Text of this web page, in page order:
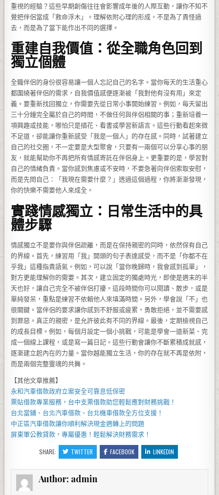
重視的經驗？這些早期創傷往往會影響成年後的人際互動，讓你不知不
覺把伴侶當成「救命浮木」。理解依附心理的形成，不是為了責怪過
去，而是為了當下能作出不同的選擇。
重建自我價值：從全職角色回到
獨立個體
全職伴侶的身份很容易讓一個人忘記自己的名字。當你每天的生活重心
都圍繞著伴侶的需求，自我價值感便逐漸被「我對他有沒有用」來定
義。要重新找回獨立，你需要先從日常小事開始練習。例如，每天留出
三十分鐘完全屬於自己的時間，不做任何與伴侶相關的事；重新培養一
項興趣或技能，哪怕只是插花、看書或學習新語言。這些行動看起來微
不足道，卻能讓你重新感受「我是一個人」的存在感。同時，試著建立
自己的社交圈，不一定要是大型聚會，只要有一兩個可以分享心事的朋
友，就能幫助你不再把所有情感寄託在伴侶身上。更重要的是，學習對
自己的情緒負責。當你感到焦慮或不安時，不要急著向伴侶索取安慰，
而是先問自己：「我現在需要什麼？」透過這個過程，你將漸漸發現，
你的快樂不需要他人來成全。
實踐情感獨立：日常生活中的具
體步驟
情感獨立不是要你與伴侶疏離，而是在保持親密的同時，依然保有自己
的界線。首先，練習用「我」開頭的句子表達感受，而不是「你都不在
乎我」這種指責語氣。例如，可以說「當你晚歸時，我會感到孤單」，
對方更能理解你的需要。其次，建立固定的獨處時光，即使是週末的半
天也好，讓自己完全不被伴侶打擾。這段時間你可以閱讀、散步，或是
單純發呆，重點是練習不依賴他人來填滿時間。另外，學會說「不」也
很關鍵。當伴侶的要求讓你感到不舒服或疲累，勇敢拒絕，並不需要感
到罪惡。真正的親密，是允許彼此有不同的界線。最後，定期檢視自己
的成長目標。例如，每個月設定一個小挑戰，可能是學會一道新菜、完
成一個線上課程，或是寫一篇日記。這些行動會讓你不斷累積成就感，
逐漸建立起內在的力量。當你越能獨立生活，你的存在就不再是依附，
而是兩個完整靈魂的共舞。
【其他文章推薦】
永和汽車借款政府立案安全可靠息低保密
票貼借款專業服務， 台中支票借款助您輕鬆應對財務挑戰！
台北當鋪 、 台北汽車借款 、 台北機車借款全方位支援！
中正區汽車借款讓你順利解決現金週轉上的問題
屏東軍公教貸款 ，專屬優惠！輕鬆解決財務需求！
SHARE: TWITTER FACEBOOK LINKEDIN
Author: admin